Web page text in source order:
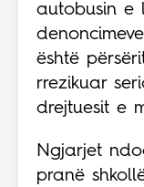
autobusin e
është
rrezikuar
drejtuesit e
Ngjarjet
pranë